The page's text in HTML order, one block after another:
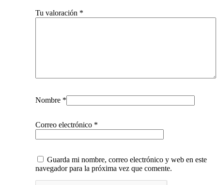
Tu valoración *
Nombre *
Correo electrónico *
Guarda mi nombre, correo electrónico y web en este
navegador para la próxima vez que comente.